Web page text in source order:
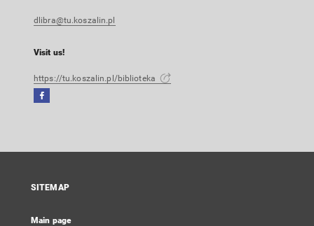
dlibra@tu.koszalin.pl
Visit us!
https://tu.koszalin.pl/biblioteka
Facebook
open
new
SITEMAP
Main page